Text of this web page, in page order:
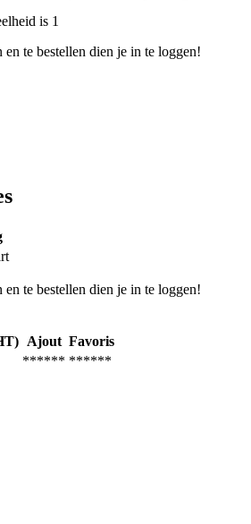
is 1
te bestellen dien je in te loggen!
te bestellen dien je in te loggen!
Ajout Favoris
****** ******